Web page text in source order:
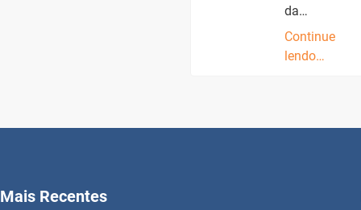
da…
Continue
lendo…
Mais Recentes